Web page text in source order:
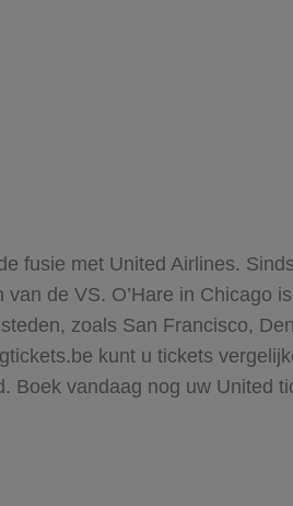
fusie met United Airlines.
de VS. O’Hare in Chicago
zoals San Francisco,
kunt u tickets
vandaag nog uw United